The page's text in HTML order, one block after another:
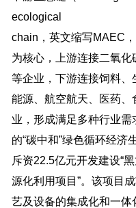
ecological
chain，英文缩写MAEC
为核心，上游连接二氧化
等企业，下游连接饲料
能源、航空航天、医药
业，形成满足多种行业
的“碳中和”绿色循环经济
斥资22.5亿元开发建设“
源化利用项目”。该项目
艺及设备的集成化和一